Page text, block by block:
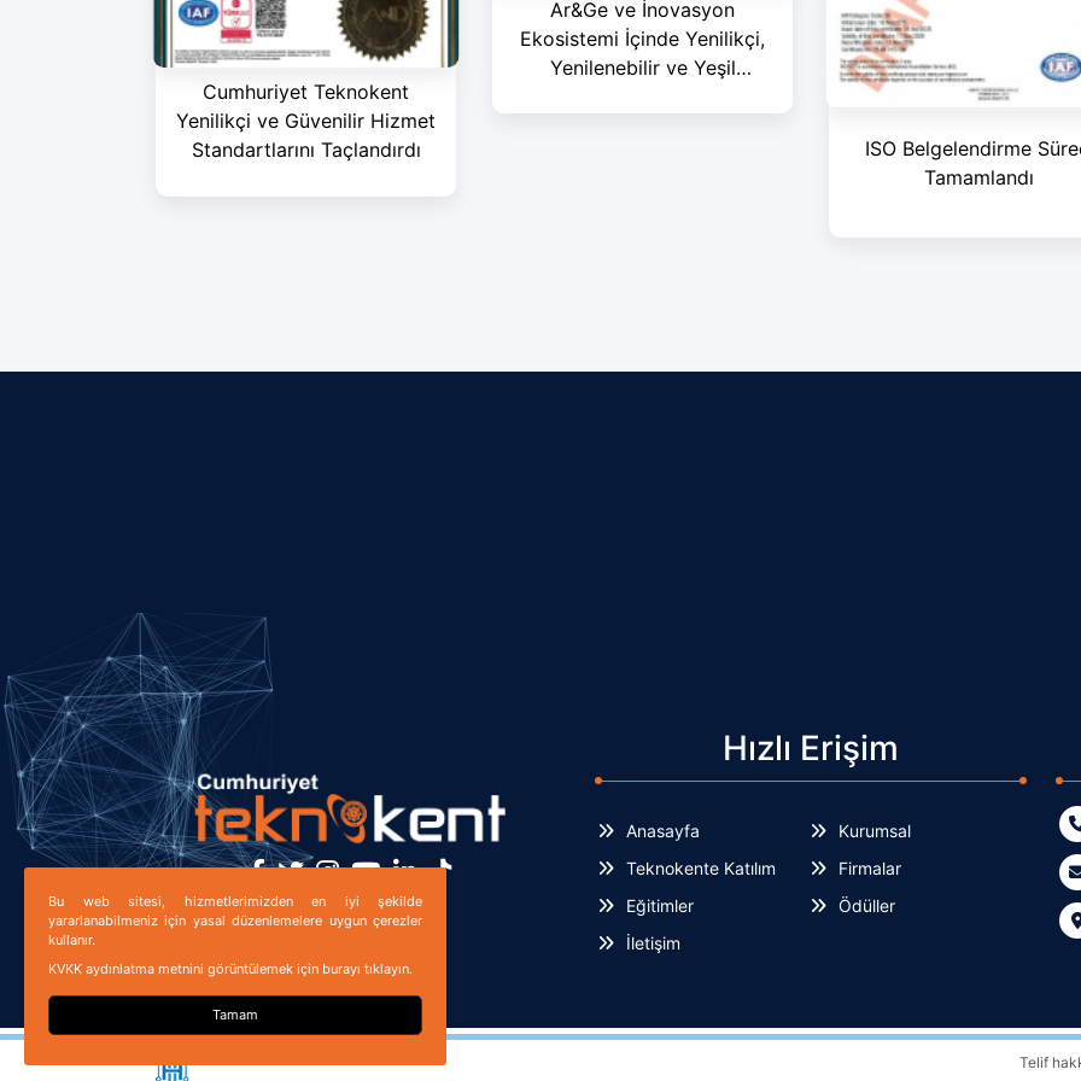
Cumhuriyet Teknokent
Yenilikçi ve Güvenilir Hizmet
Standartlarını Taçlandırdı
Ar&Ge ve İnovasyon
Ekosistemi İçinde Yenilikçi,
Yenilenebilir ve Yeşil
ISO Belgelendirme
Tamamlandı
Bizi Takip Edin!
Hızlı Erişim
Anasayfa
Kurumsal
Teknokente Katılım
Firmalar
Eğitimler
Ödüller
İletişim
Telif
Bu web sitesi, hizmetlerimizden en iyi şekilde
yararlanabilmeniz için yasal düzenlemelere uygun çerezler
kullanır.
KVKK aydınlatma metnini görüntülemek için burayı tıklayın.
Tamam